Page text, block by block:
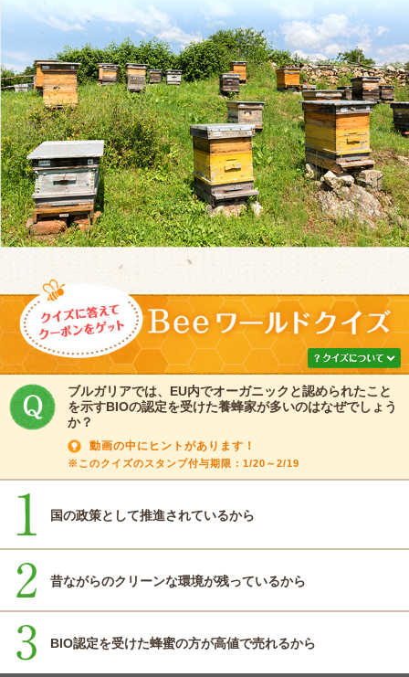
ブルガリアでは、EU内でオーガニックと認められたこと
を示すBIOの認定を受けた養蜂家が多いのはなぜでしょう
か？
動画の中にヒントがあります！
※このクイズのスタンプ付与期限：1/20～2/19
国の政策として推進されているから
昔ながらのクリーンな環境が残っているから
BIO認定を受けた蜂蜜の方が高値で売れるから